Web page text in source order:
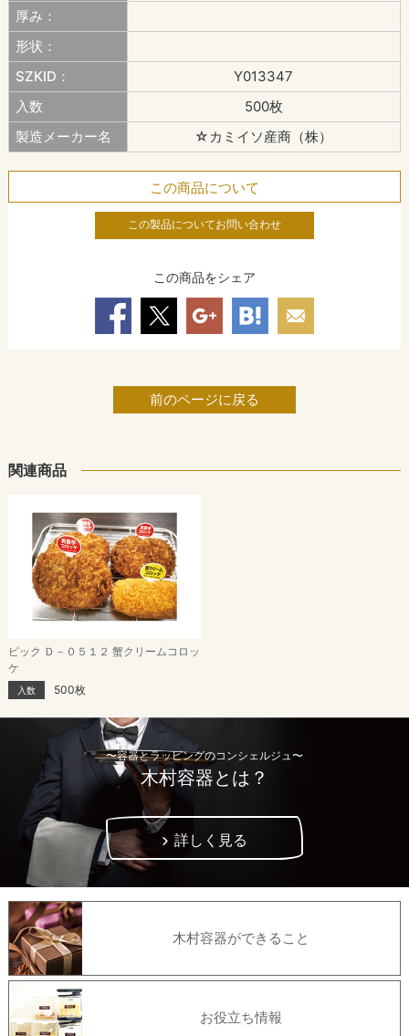
厚み：
形状：
SZKID：
Y013347
入数
500枚
製造メーカー名
☆カミイソ産商（株）
この商品について
この製品についてお問い合わせ
この商品をシェア
前のページに戻る
関連商品
ピック Ｄ－０５１２ 蟹クリームコロッ
ケ
入数 500枚
〜容器とラッピングのコンシェルジュ〜
木村容器とは？
詳しく見る
木村容器ができること
お役立ち情報